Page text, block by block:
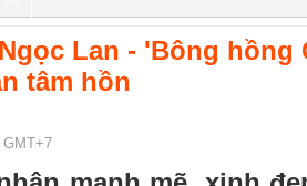
Lan - 'Bông
tâm hồn
GMT+7